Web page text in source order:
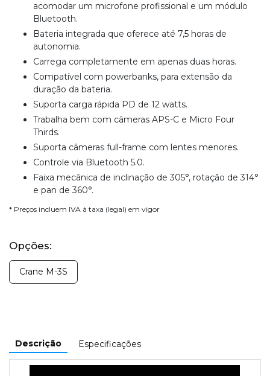
acomodar um microfone profissional e um módulo
Bluetooth.
Bateria integrada que oferece até 7,5 horas de
autonomia.
Carrega completamente em apenas duas horas.
Compatível com powerbanks, para extensão da
duração da bateria.
Suporta carga rápida PD de 12 watts.
Trabalha bem com câmeras APS-C e Micro Four
Thirds.
Suporta câmeras full-frame com lentes menores.
Controle via Bluetooth 5.0.
Faixa mecânica de inclinação de 305°, rotação de 314°
e pan de 360°.
* Preços incluem IVA à taxa (legal) em vigor
Opções:
Crane M-3S
Descrição Especificações